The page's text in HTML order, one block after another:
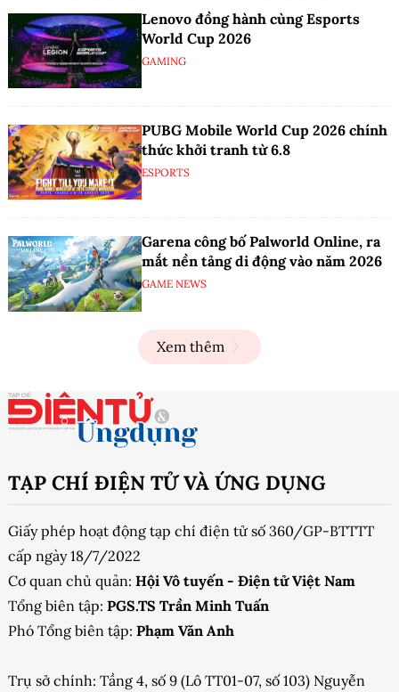
Lenovo đồng hành cùng Esports
World Cup 2026
GAMING
PUBG Mobile World Cup 2026 chính
thức khởi tranh từ 6.8
ESPORTS
Garena công bố Palworld Online, ra
mắt nền tảng di động vào năm 2026
GAME NEWS
Xem thêm
TẠP CHÍ ĐIỆN TỬ VÀ ỨNG DỤNG
Giấy phép hoạt động tạp chí điện tử số 360/GP-BTTTT
cấp ngày 18/7/2022
Cơ quan chủ quản: Hội Vô tuyến - Điện tử Việt Nam
Tổng biên tập: PGS.TS Trần Minh Tuấn
Phó Tổng biên tập: Phạm Văn Anh
Trụ sở chính: Tầng 4, số 9 (Lô TT01-07, số 103) Nguyễn